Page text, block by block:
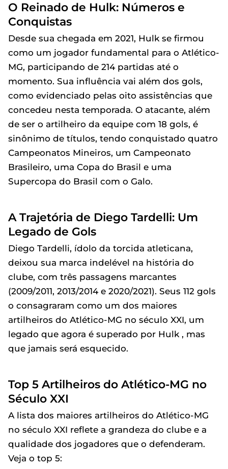
O Reinado de Hulk: Números e
Conquistas
Desde sua chegada em 2021, Hulk se firmou
como um jogador fundamental para o Atlético-
MG, participando de 214 partidas até o
momento. Sua influência vai além dos gols,
como evidenciado pelas oito assistências que
concedeu nesta temporada. O atacante, além
de ser o artilheiro da equipe com 18 gols, é
sinônimo de títulos, tendo conquistado quatro
Campeonatos Mineiros, um Campeonato
Brasileiro, uma Copa do Brasil e uma
Supercopa do Brasil com o Galo.
A Trajetória de Diego Tardelli: Um
Legado de Gols
Diego Tardelli, ídolo da torcida atleticana,
deixou sua marca indelével na história do
clube, com três passagens marcantes
(2009/2011, 2013/2014 e 2020/2021). Seus 112 gols
o consagraram como um dos maiores
artilheiros do Atlético-MG no século XXI, um
legado que agora é superado por Hulk , mas
que jamais será esquecido.
Top 5 Artilheiros do Atlético-MG no
Século XXI
A lista dos maiores artilheiros do Atlético-MG
no século XXI reflete a grandeza do clube e a
qualidade dos jogadores que o defenderam.
Veja o top 5: